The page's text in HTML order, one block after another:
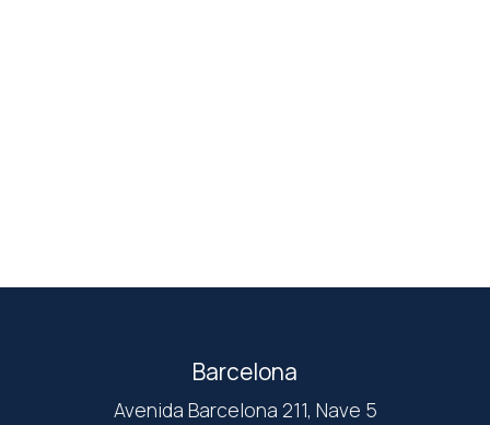
Barcelona
Avenida Barcelona 211, Nave 5